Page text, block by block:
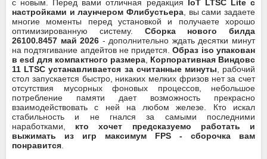
с новым. Перед вами отличная редакция IoT LTSC Lite с
настройками и лаунчером Флибустьера , вы сами задаете
многие моменты перед установкой и получаете хорошо
оптимизированную систему. Сборка нового билда
26100.8457 май 2026 - дополнительно ждать десятки минут
на подтягивание апдейтов не придется.Образ iso упакован
в esd для компактного размера, Корпоративная Виндовс
11 LTSC устанавливается за считанные минуты , рабочий
стол запускается быстро, никаких мелких фризов нет за счет
отсутствия мусорных фоновых процессов, небольшое
потребление памяти дает возможность прекрасно
взаимодействовать с ней на любом железе. Кто искал
стабильность и не гнался за самыми последними
наработками, кто хочет предсказуемо работать и
выжимать из игр максимум FPS - сборочка вам
понравится